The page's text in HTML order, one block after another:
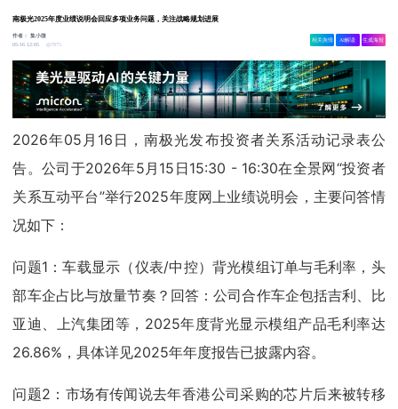
南极光2025年度业绩说明会回应多项业务问题，关注战略规划进展
作者：集小微
05-16 12:05
7875
相关舆情 AI解读 生成海报
2026年05月16日，南极光发布投资者关系活动记录表公
告。公司于2026年5月15日15:30 - 16:30在全景网“投资者
关系互动平台”举行2025年度网上业绩说明会，主要问答情
况如下：
问题1：车载显示（仪表/中控）背光模组订单与毛利率，头
部车企占比与放量节奏？回答：公司合作车企包括吉利、比
亚迪、上汽集团等，2025年度背光显示模组产品毛利率达
26.86%，具体详见2025年年度报告已披露内容。
问题2：市场有传闻说去年香港公司采购的芯片后来被转移